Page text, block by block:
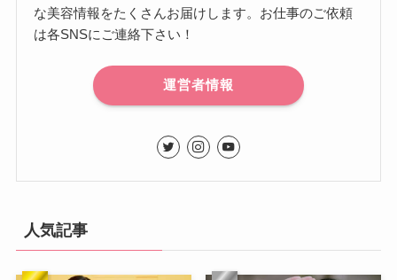
な美容情報をたくさんお届けします。お仕事のご依頼
は各SNSにご連絡下さい！
運営者情報
人気記事